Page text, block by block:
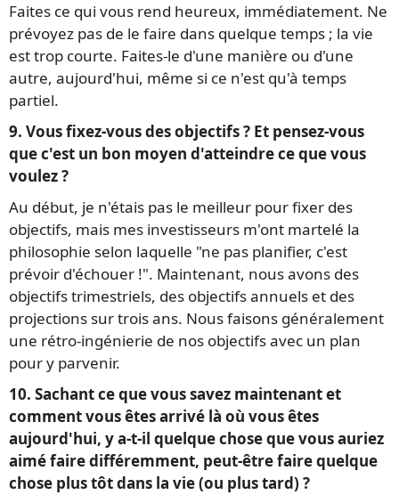
Faites ce qui vous rend heureux, immédiatement. Ne
prévoyez pas de le faire dans quelque temps ; la vie
est trop courte. Faites-le d'une manière ou d'une
autre, aujourd'hui, même si ce n'est qu'à temps
partiel.
9. Vous fixez-vous des objectifs ? Et pensez-vous
que c'est un bon moyen d'atteindre ce que vous
voulez ?
Au début, je n'étais pas le meilleur pour fixer des
objectifs, mais mes investisseurs m'ont martelé la
philosophie selon laquelle "ne pas planifier, c'est
prévoir d'échouer !". Maintenant, nous avons des
objectifs trimestriels, des objectifs annuels et des
projections sur trois ans. Nous faisons généralement
une rétro-ingénierie de nos objectifs avec un plan
pour y parvenir.
10. Sachant ce que vous savez maintenant et
comment vous êtes arrivé là où vous êtes
aujourd'hui, y a-t-il quelque chose que vous auriez
aimé faire différemment, peut-être faire quelque
chose plus tôt dans la vie (ou plus tard) ?